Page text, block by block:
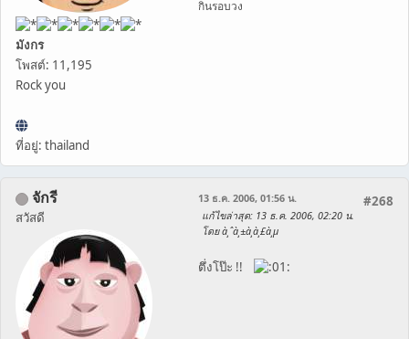
มังกร
โพสต์: 11,195
Rock you
ที่อยู่: thailand
กินรอบวง
จักรี
สวัสดี
#268
13 ธ.ค. 2006, 01:56 น.
แก้ไขล่าสุด: 13 ธ.ค. 2006, 02:20 น.
โดย à¸ˆà¸±à¸à¸£à¸µ
ตึ่งโป๊ะ !!